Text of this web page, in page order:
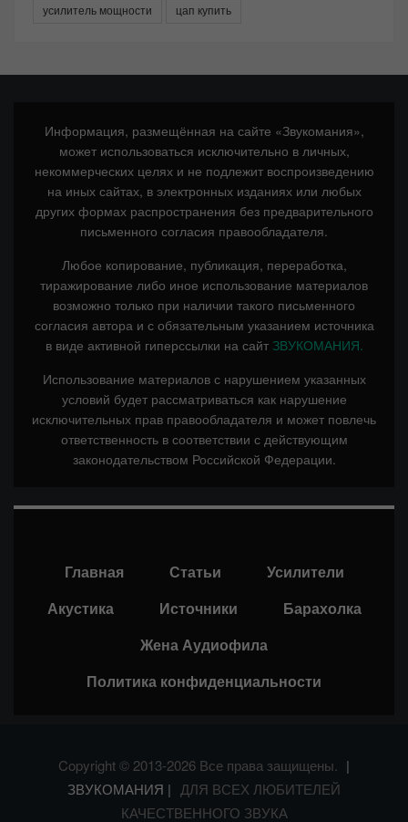
усилитель мощности
цап купить
Информация, размещённая на сайте «Звукомания»,
может использоваться исключительно в личных,
некоммерческих целях и не подлежит воспроизведению
на иных сайтах, в электронных изданиях или любых
других формах распространения без предварительного
письменного согласия правообладателя.
Любое копирование, публикация, переработка,
тиражирование либо иное использование материалов
возможно только при наличии такого письменного
согласия автора и с обязательным указанием источника
в виде активной гиперссылки на сайт ЗВУКОМАНИЯ.
Использование материалов с нарушением указанных
условий будет рассматриваться как нарушение
исключительных прав правообладателя и может повлечь
ответственность в соответствии с действующим
законодательством Российской Федерации.
Главная Статьи
Усилители
Акустика
Источники
Барахолка
Жена Аудиофила
Политика конфиденциальности
Copyright © 2013-2026 Все права защищены. |
ЗВУКОМАНИЯ | ДЛЯ ВСЕХ ЛЮБИТЕЛЕЙ
КАЧЕСТВЕННОГО ЗВУКА